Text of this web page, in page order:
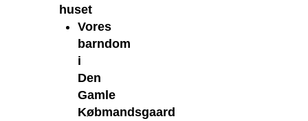
huset
Vores
barndom
i
Den
Gamle
Købmandsgaard